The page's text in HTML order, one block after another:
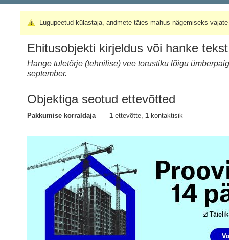
Lugupeetud külastaja, andmete täies mahus nägemiseks
Ehitusobjekti kirjeldus või hanke tekst
Hange tuletõrje (tehnilise) vee torustiku lõigu
september.
Objektiga seotud ettevõtted
Pakkumise korraldaja 1 ettevõtte, 1 kontaktisik